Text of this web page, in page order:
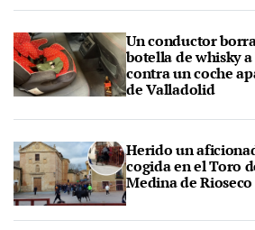
Un conductor
botella de whisky
contra un coche
de Valladolid
Herido un
cogida en el Toro
Medina de Rioseco